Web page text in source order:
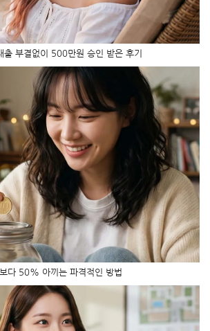
출 부결없이 500만원 승인 받은 후기
다 50% 아끼는 파격적인 방법